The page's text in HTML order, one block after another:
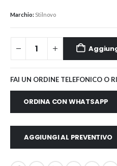
Marchio: Stilnovo
FAI UN ORDINE TELEFONICO O
ORDINA CON WHATSAPP
AGGIUNGI AL PREVENTIVO